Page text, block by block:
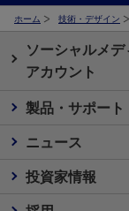
ホーム 技術・デザイン
ソーシャルメ
アカウント
製品・サポート
ニュース
投資家情報